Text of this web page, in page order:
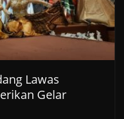
Lawas
Gelar